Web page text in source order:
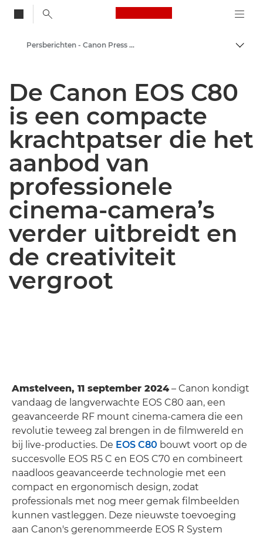
Canon Logo, back
Press Centre
Persberichten - Canon Press Centre
De Canon EOS C80
is een compacte
krachtpatser die het
aanbod van
professionele
cinema-camera’s
verder uitbreidt en
de creativiteit
vergroot
Amstelveen, 11 september 2024 – Canon kondigt
vandaag de langverwachte EOS C80 aan, een
geavanceerde RF mount cinema-camera die een
revolutie teweeg zal brengen in de filmwereld en
bij live-producties. De EOS C80 bouwt voort op de
succesvolle EOS R5 C en EOS C70 en combineert
naadloos geavanceerde technologie met een
compact en ergonomisch design, zodat
professionals met nog meer gemak filmbeelden
kunnen vastleggen. Deze nieuwste toevoeging
aan Canon's gerenommeerde EOS R System